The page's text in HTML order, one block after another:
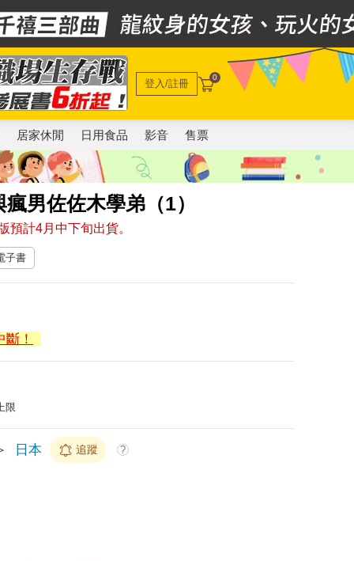
登入/註冊 0
居家休閒 日用食品 影音 售票
男佐佐木學弟（1）
預計4月中下旬出貨。
子書
！
限
日本 追蹤 ?